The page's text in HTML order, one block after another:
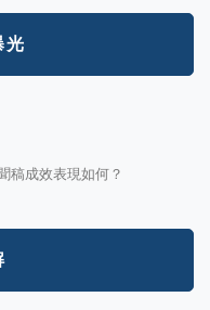
光
稿成效表現如何？